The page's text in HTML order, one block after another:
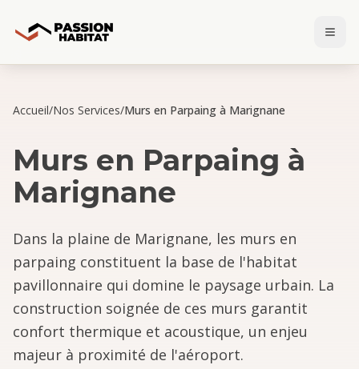
Accueil/Nos Services/Murs en Parpaing à Marignane
Murs en Parpaing à
Marignane
Dans la plaine de Marignane, les murs en
parpaing constituent la base de l'habitat
pavillonnaire qui domine le paysage urbain. La
construction soignée de ces murs garantit
confort thermique et acoustique, un enjeu
majeur à proximité de l'aéroport.